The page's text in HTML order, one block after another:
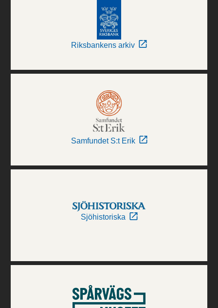
Riksbankens arkiv
Samfundet S:t Erik
Sjöhistoriska